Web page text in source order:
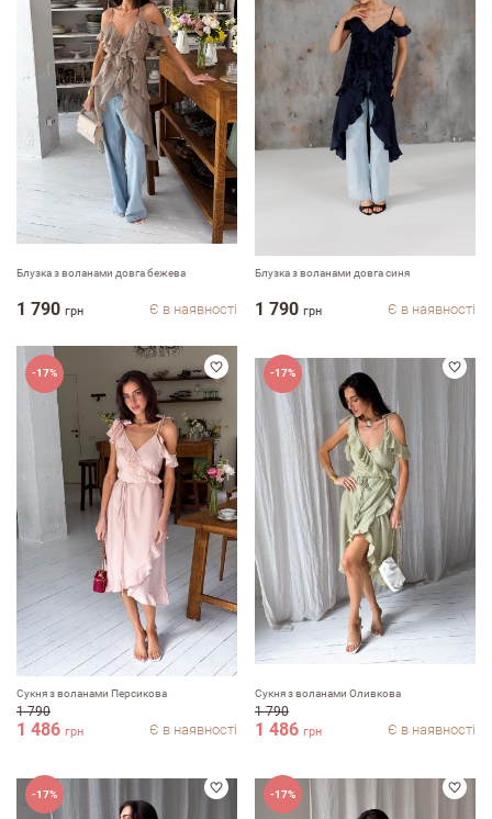
Блузка з воланами довга бежева
1 790 грн Є в наявності
Блузка з воланами довга cиня
1 790 грн Є в наявності
-17%
Сукня з воланами Персикова
1 790
1 486 грн Є в наявності
-17%
Сукня з воланами Оливкова
1 790
1 486 грн Є в наявності
-17% -17%
Залишити вiдгук про магазин
ПІБ
Коментар
Переваги
Недоліки
Оцініть, будь ласка